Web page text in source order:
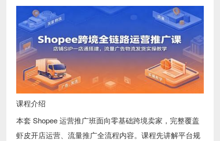
课程介绍
本套 Shopee 运营推广班面向零基础跨境卖家，完整覆盖
虾皮开店运营、流量推广全流程内容。课程先讲解平台规